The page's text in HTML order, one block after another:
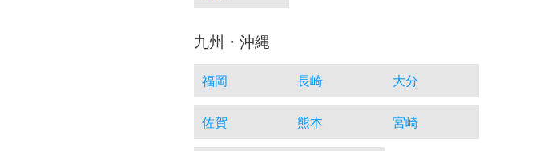
九州・沖縄
福岡 長崎 大分
佐賀 熊本 宮崎